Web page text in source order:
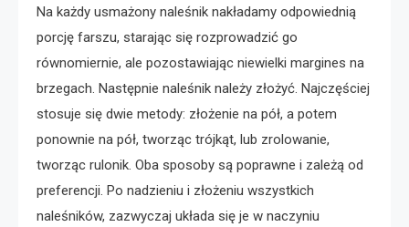
Na każdy usmażony naleśnik nakładamy odpowiednią
porcję farszu, starając się rozprowadzić go
równomiernie, ale pozostawiając niewielki margines na
brzegach. Następnie naleśnik należy złożyć. Najczęściej
stosuje się dwie metody: złożenie na pół, a potem
ponownie na pół, tworząc trójkąt, lub zrolowanie,
tworząc rulonik. Oba sposoby są poprawne i zależą od
preferencji. Po nadzieniu i złożeniu wszystkich
naleśników, zazwyczaj układa się je w naczyniu